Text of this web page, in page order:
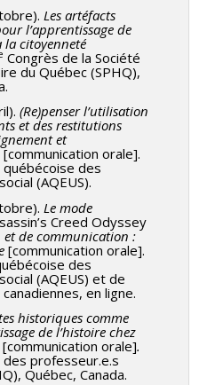
Les artéfacts
l’apprentissage de
la citoyenneté
Congrès de la Société
du Québec (SPHQ),
(Re)penser l’utilisation
et des restitutions
et
[communication orale].
québécoise des
(AQEUS).
Le mode
Creed Odyssey
de communication :
[communication orale].
des
(AQEUS) et de
en ligne.
historiques comme
de l’histoire chez
[communication orale].
professeur.e.s
Québec, Canada.